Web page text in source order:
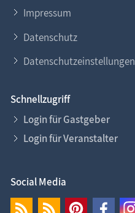
Impressum
Datenschutz
Datenschutzeinstellungen
Schnellzugriff
Login für Gastgeber
Login für Veranstalter
Social Media